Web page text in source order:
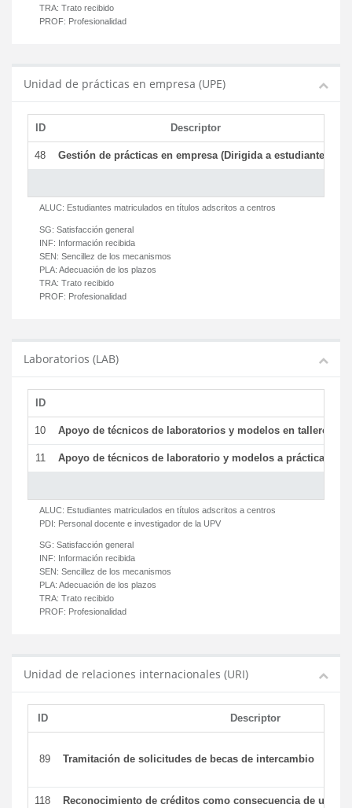
TRA: Trato recibido
PROF: Profesionalidad
Unidad de prácticas en empresa (UPE)
ID Descriptor
48 Gestión de prácticas en empresa (Dirigida a estudiantes)
ALUC: Estudiantes matriculados en títulos adscritos a centros
SG: Satisfacción general
INF: Información recibida
SEN: Sencillez de los mecanismos
PLA: Adecuación de los plazos
TRA: Trato recibido
PROF: Profesionalidad
Laboratorios (LAB)
ID
10 Apoyo de técnicos de laboratorios y modelos en talleres/
11 Apoyo de técnicos de laboratorio y modelos a prácticas y
ALUC: Estudiantes matriculados en títulos adscritos a centros
PDI: Personal docente e investigador de la UPV
SG: Satisfacción general
INF: Información recibida
SEN: Sencillez de los mecanismos
PLA: Adecuación de los plazos
TRA: Trato recibido
PROF: Profesionalidad
Unidad de relaciones internacionales (URI)
ID Descriptor
89 Tramitación de solicitudes de becas de intercambio
118 Reconocimiento de créditos como consecuencia de un